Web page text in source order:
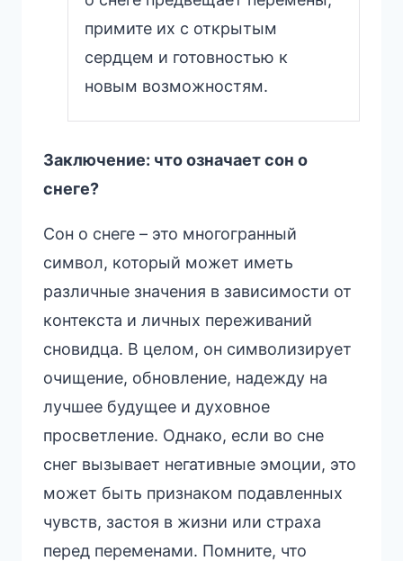
примите их с открытым
сердцем и готовностью к
новым возможностям.
Заключение: что означает сон о
снеге?
Сон о снеге – это многогранный
символ, который может иметь
различные значения в зависимости от
контекста и личных переживаний
сновидца. В целом, он символизирует
очищение, обновление, надежду на
лучшее будущее и духовное
просветление. Однако, если во сне
снег вызывает негативные эмоции, это
может быть признаком подавленных
чувств, застоя в жизни или страха
перед переменами. Помните, что